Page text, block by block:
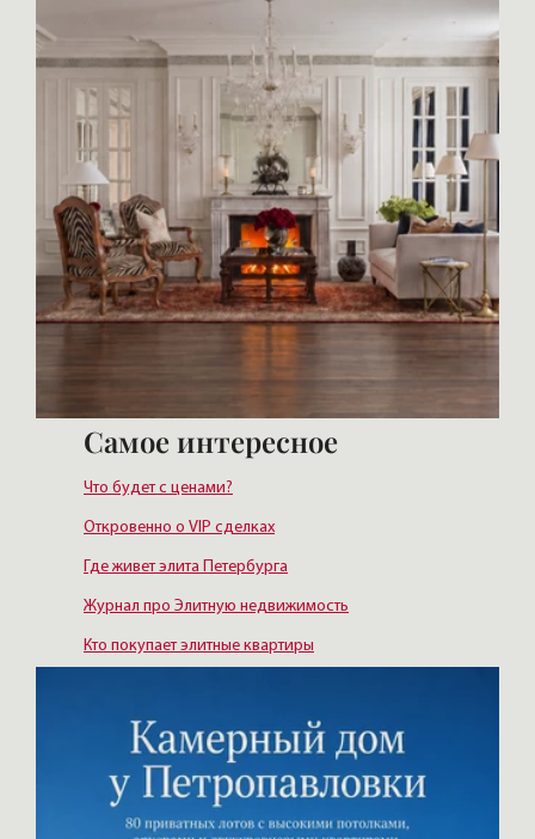
Самое интересное
Что будет с ценами?
Откровенно о VIP сделках
Где живет элита Петербурга
Журнал про Элитную недвижимость
Кто покупает элитные квартиры